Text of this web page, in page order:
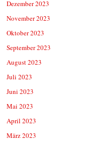
Dezember 2023
November 2023
Oktober 2023
September 2023
August 2023
Juli 2023
Juni 2023
Mai 2023
April 2023
März 2023